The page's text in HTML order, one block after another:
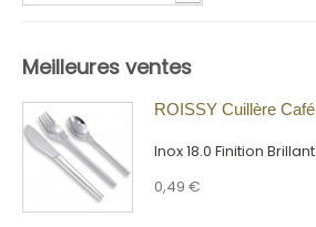
Meilleures ventes
ROISSY Cuillère Café
Inox 18.0 Finition Brillant
0,49 €